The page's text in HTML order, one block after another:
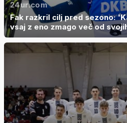
24ur.com
Fak razkril cilj pred sezono:
vsaj z eno zmago več od